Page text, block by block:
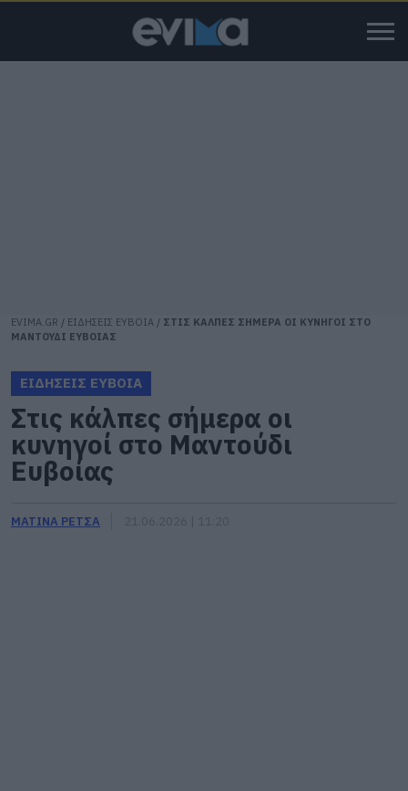
EVIMA.GR / ΕΙΔΗΣΕΙΣ ΕΥΒΟΙΑ / ΣΤΙΣ ΚΑΛΠΕΣ ΣΗΜΕΡΑ ΟΙ ΚΥΝΗΓΟΙ ΣΤΟ
ΜΑΝΤΟΥΔΙ ΕΥΒΟΙΑΣ
ΕΙΔΗΣΕΙΣ ΕΥΒΟΙΑ
Στις κάλπες σήμερα οι
κυνηγοί στο Μαντούδι
Ευβοίας
ΜΑΤΙΝΑ ΡΕΤΣΑ